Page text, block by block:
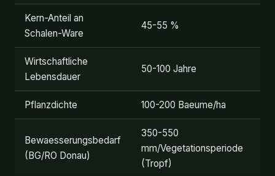
Kern-Anteil an
Schalen-Ware
45-55 %
Wirtschaftliche
Lebensdauer
50-100 Jahre
Pflanzdichte 100-200 Baeume/ha
Bewaesserungsbedarf
(BG/RO Donau)
350-550
mm/Vegetationsperiode
(Tropf)